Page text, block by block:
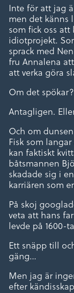
Inte för att jag
men det känns
som fick oss
idiotprojekt.
sprack med
fru Annalena
att verka göra
Om det spökar?
Antagligen.
Och om
Fisk som
kan faktiskt
båtsmannen
skadade sig i
karriären som
På skoj
veta att hans
levde på 1600-
Ett snäpp till
gäng…
Men jag är
efter